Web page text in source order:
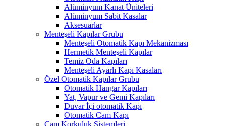
Alüminyum Kanat Üniteleri
Alüminyum Sabit Kasalar
Aksesuarlar
Menteşeli Kapılar Grubu
Menteşeli Otomatik Kapı Mekanizması
Hermetik Menteşeli Kapılar
Temiz Oda Kapıları
Menteşeli Ayarlı Kapı Kasaları
Özel Otomatik Kapılar Grubu
Otomatik Hangar Kapıları
Yat, Vapur ve Gemi Kapıları
Duvar İçi otomatik Kapı
Otomatik Cam Kapı
Cam Korkuluk Sistemleri